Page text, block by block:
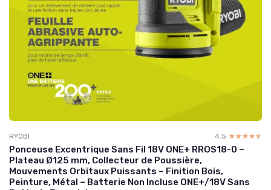
RYOBI 4.5 ☆☆☆☆☆
★★★★★
Ponceuse Excentrique Sans Fil 18V ONE+ RROS18-0 –
Plateau Ø125 mm, Collecteur de Poussière,
Mouvements Orbitaux Puissants – Finition Bois,
Peinture, Métal – Batterie Non Incluse ONE+/18V Sans